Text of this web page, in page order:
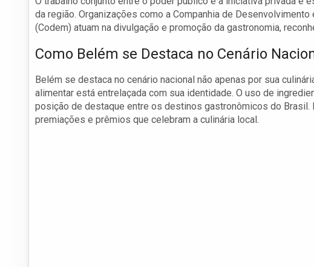
da região. Organizações como a Companhia de
(Codem) atuam na divulgação e promoção da gastronomia,
Como Belém se Destaca no Cenário
Belém se destaca no cenário nacional não apenas por sua
alimentar está entrelaçada com sua identidade. O uso de
posição de destaque entre os destinos gastronômicos do
premiações e prêmios que celebram a culinária local.